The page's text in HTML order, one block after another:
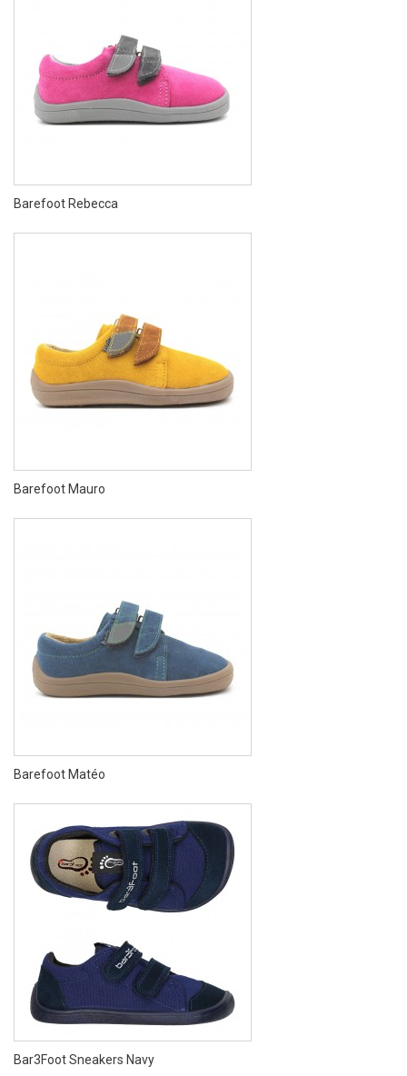
Barefoot Rebecca
Barefoot Mauro
Barefoot Matéo
Bar3Foot Sneakers Navy